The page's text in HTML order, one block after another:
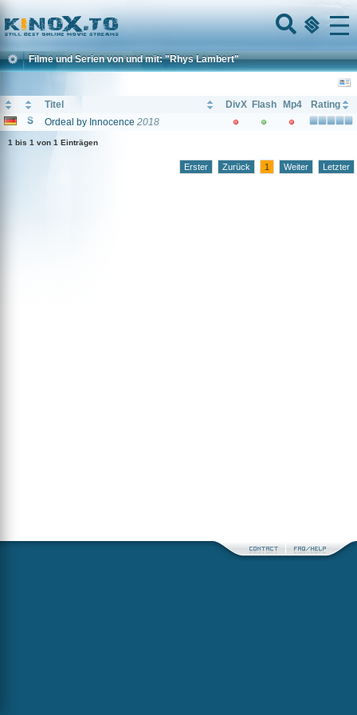
Home
Menu
Filme und Serien von und mit: "Rhys Lambert"
Titel DivX Flash Mp4
Rating
Ordeal by Innocence 2018
1 bis 1 von 1 Einträgen
Erster Zurück 1 Weiter Letzter